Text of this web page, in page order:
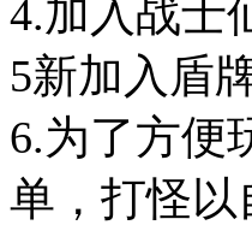
4.加入战士
5新加入盾
6.为了方便
单，打怪